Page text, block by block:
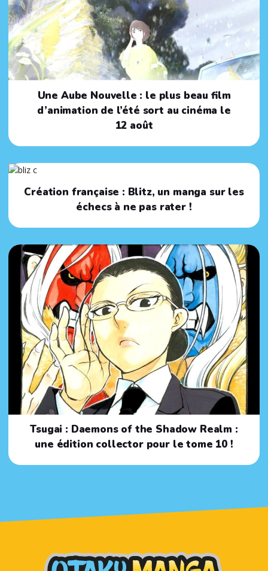
Une Aube Nouvelle : le plus beau film
d’animation de l’été sort au cinéma le
12 août
Création française : Blitz, un manga sur les
échecs à ne pas rater !
Tsugai : Daemons of the Shadow Realm :
une édition collector pour le tome 10 !